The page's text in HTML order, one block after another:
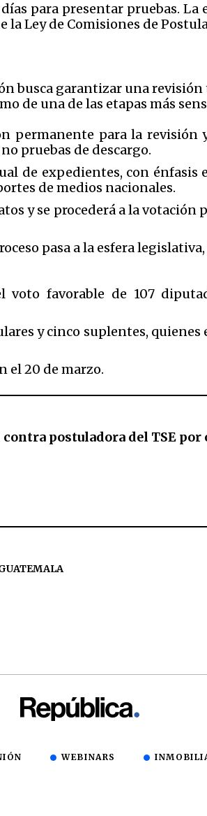
para presentar pruebas. La
la Ley de Comisiones de
busca garantizar una
de una de las etapas más
permanente para la
pruebas de descargo.
de expedientes, con énfasis
de medios nacionales.
y se procederá a la
pasa a la esfera
voto favorable de 107
y cinco suplentes,
el 20 de marzo.
contra postuladora del TSE
WEBINARS